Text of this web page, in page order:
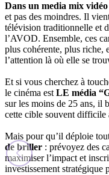
Dans un media mix
et pas des moindres. Il
télévision traditionnelle et
l’AVOD. Ensemble, ces
plus cohérente, plus riche,
l’attention là où elle se
Et si vous cherchez à
le cinéma estLE média
sur les moins de 25 ans, il
cette cible souvent difficile
Mais pour qu’il déploie
de briller : prévoyez des
maximiser l’impact et
investissement stratégique